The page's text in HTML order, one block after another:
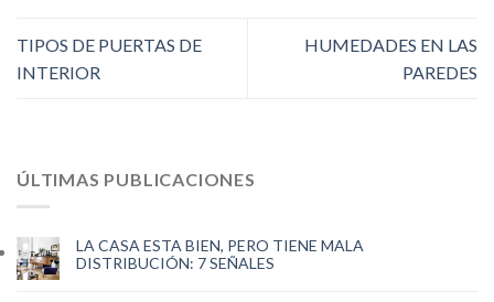
TIPOS DE PUERTAS DE
INTERIOR
HUMEDADES EN LAS
PAREDES
ÚLTIMAS PUBLICACIONES
LA CASA ESTA BIEN, PERO TIENE MALA
DISTRIBUCIÓN: 7 SEÑALES